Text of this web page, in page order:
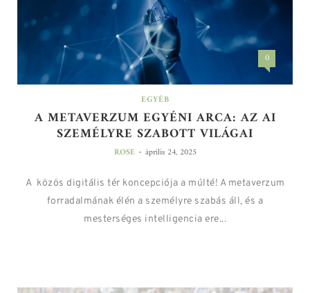
0
EGYÉB
A METAVERZUM EGYÉNI ARCA: AZ AI
SZEMÉLYRE SZABOTT VILÁGAI
ROSE - április 24, 2025
A közös digitális tér koncepciója a múlté! A metaverzum
forradalmának élén a személyre szabás áll, és a
mesterséges intelligencia ere...